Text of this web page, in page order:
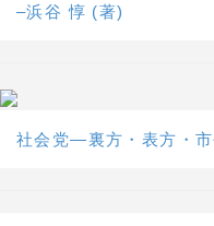
–浜谷 惇 (著)
社会党―裏方・表方・